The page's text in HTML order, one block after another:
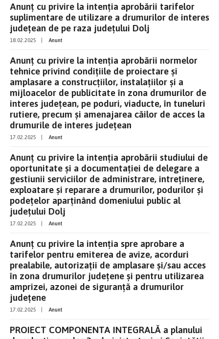
Anunț cu privire la intenția aprobării tarifelor
suplimentare de utilizare a drumurilor de interes
județean de pe raza județului Dolj
18.02.2025 Anunt
Anunț cu privire la intenția aprobării normelor
tehnice privind condițiile de proiectare și
amplasare a construcțiilor, instalațiilor și a
mijloacelor de publicitate în zona drumurilor de
interes județean, pe poduri, viaducte, în tuneluri
rutiere, precum și amenajarea căilor de acces la
drumurile de interes județean
17.02.2025 Anunt
Anunț cu privire la intenția aprobării studiului de
oportunitate și a documentației de delegare a
gestiunii serviciilor de administrare, intreținere,
exploatare și reparare a drumurilor, podurilor și
podețelor aparținând domeniului public al
județului Dolj
17.02.2025 Anunt
Anunț cu privire la intenția spre aprobare a
tarifelor pentru emiterea de avize, acorduri
prealabile, autorizații de amplasare și/sau acces
în zona drumurilor județene și pentru utilizarea
amprizei, azonei de siguranță a drumurilor
județene
17.02.2025 Anunt
PROIECT COMPONENTA INTEGRALĂ a planului